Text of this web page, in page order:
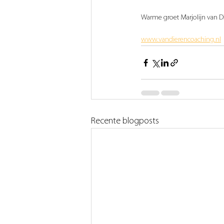
Warme groet Marjolijn van
www.vandierencoaching.nl
Recente blogposts